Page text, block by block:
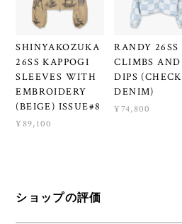
SHINYAKOZUKA
26SS KAPPOGI
SLEEVES WITH
EMBROIDERY
(BEIGE) ISSUE#8
¥89,100
RANDY 26SS
CLIMBS AND
DIPS (CHECK
DENIM)
¥74,800
ショップの評価